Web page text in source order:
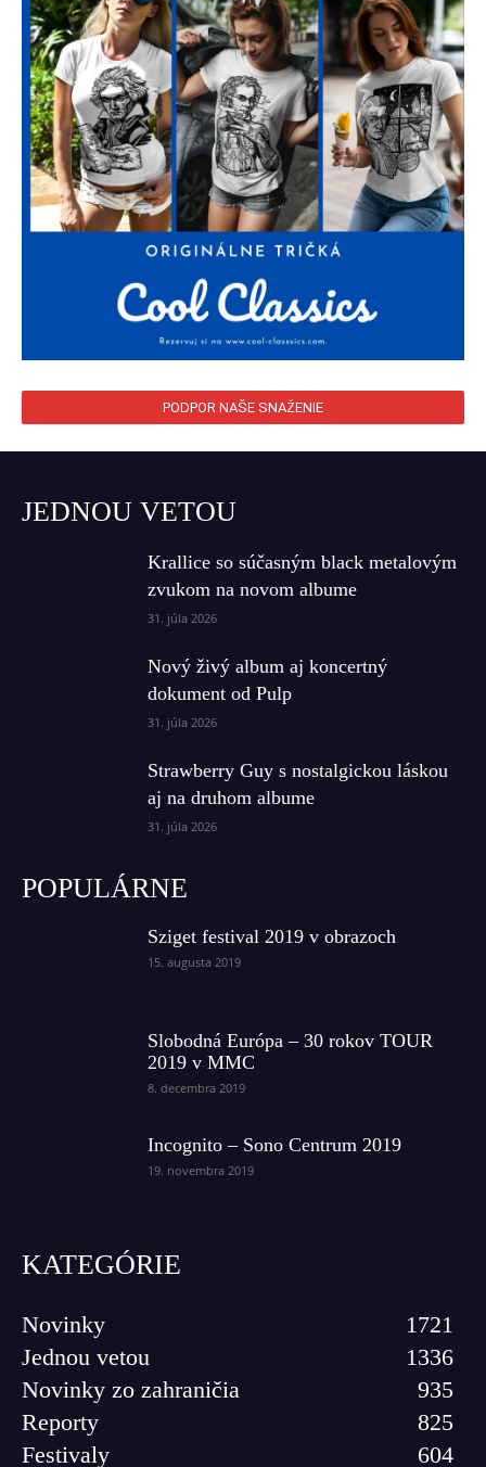
PODPOR NAŠE SNAŽENIE
JEDNOU VETOU
Krallice so súčasným black metalovým
zvukom na novom albume
31. júla 2026
Nový živý album aj koncertný
dokument od Pulp
31. júla 2026
Strawberry Guy s nostalgickou láskou
aj na druhom albume
31. júla 2026
POPULÁRNE
Sziget festival 2019 v obrazoch
15. augusta 2019
Slobodná Európa – 30 rokov TOUR
2019 v MMC
8. decembra 2019
Incognito – Sono Centrum 2019
19. novembra 2019
KATEGÓRIE
Novinky
1721
Jednou vetou
1336
Novinky zo zahraničia
935
Reporty
825
Festivaly
604